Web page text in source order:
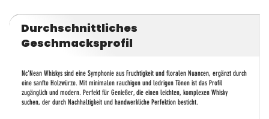
Durchschnittliches
Geschmacksprofil
Nc'Nean Whiskys sind eine Symphonie aus Fruchtigkeit und floralen Nuancen, ergänzt durch
eine sanfte Holzwürze. Mit minimalen rauchigen und ledrigen Tönen ist das Profil
zugänglich und modern. Perfekt für Genießer, die einen leichten, komplexen Whisky
suchen, der durch Nachhaltigkeit und handwerkliche Perfektion besticht.